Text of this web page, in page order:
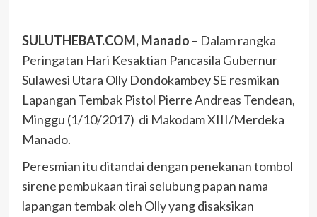
SULUTHEBAT.COM, Manado – Dalam rangka
Peringatan Hari Kesaktian Pancasila Gubernur
Sulawesi Utara Olly Dondokambey SE resmikan
Lapangan Tembak Pistol Pierre Andreas Tendean,
Minggu (1/10/2017) di Makodam XIII/Merdeka
Manado.
Peresmian itu ditandai dengan penekanan tombol
sirene pembukaan tirai selubung papan nama
lapangan tembak oleh Olly yang disaksikan